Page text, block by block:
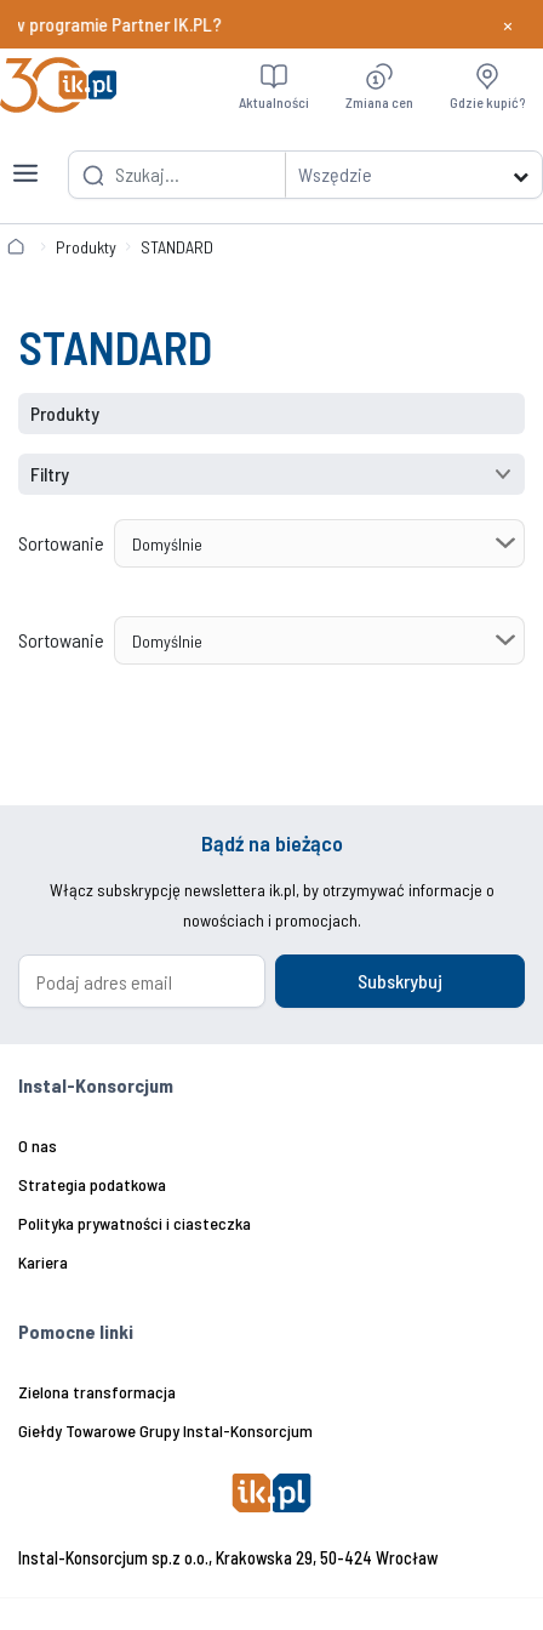
programie Partner IK.PL? Dowiedz
×
Wszędzie
Aktualności Zmiana cen Gdzie kupić?
Produkty STANDARD
STANDARD
Produkty
Filtry
Sortowanie
Sortowanie
Bądź na bieżąco
Włącz subskrypcję newslettera ik.pl, by otrzymywać informacje o
nowościach i promocjach.
Subskrybuj
Instal-Konsorcjum
O nas
Strategia podatkowa
Polityka prywatności i ciasteczka
Kariera
Pomocne linki
Zielona transformacja
Giełdy Towarowe Grupy Instal-Konsorcjum
Instal-Konsorcjum sp.z o.o., Krakowska 29, 50-424 Wrocław